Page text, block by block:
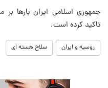
جمهوری اسلامی ایران بارها
تاکید کرده است.
روسیه و ایران سلاح هسته ای